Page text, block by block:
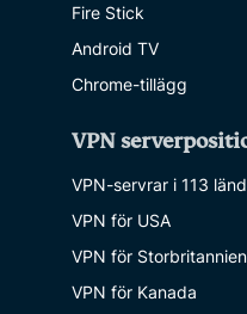
Fire Stick
Android TV
Chrome-tillägg
VPN
VPN-servrar i 113
VPN för USA
VPN för Storbritannien
VPN för Kanada